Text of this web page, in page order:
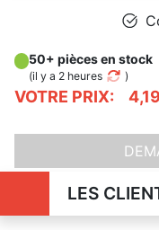
VOTRE PRIX:
50+ pièces en stock
(il y a 2 heures )
LES